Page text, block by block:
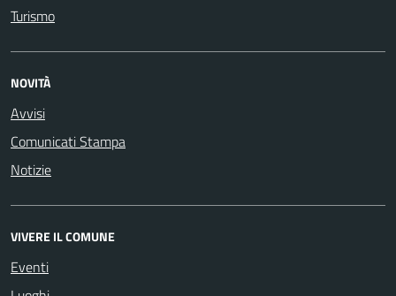
Turismo
NOVITÀ
Avvisi
Comunicati Stampa
Notizie
VIVERE IL COMUNE
Eventi